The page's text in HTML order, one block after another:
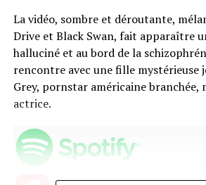
La vidéo, sombre et déroutante,
Drive et Black Swan, fait apparaître
halluciné et au bord de la
rencontre avec une fille mystérieuse
Grey, pornstar américaine branchée,
actrice.